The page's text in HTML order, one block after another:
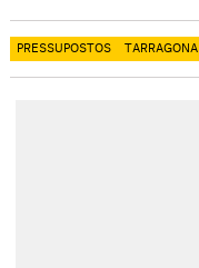
PRESSUPOSTOS TARRAGONA